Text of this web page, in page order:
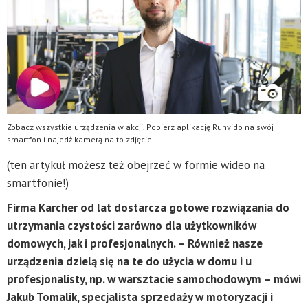
Zobacz wszystkie urządzenia w akcji. Pobierz aplikację Runvido na swój
smartfon i najedź kamerą na to zdjęcie
(ten artykuł możesz też obejrzeć w formie wideo na
smartfonie!)
Firma Karcher od lat dostarcza gotowe rozwiązania do
utrzymania czystości zarówno dla użytkowników
domowych, jak i profesjonalnych. – Również nasze
urządzenia dzielą się na te do użycia w domu i u
profesjonalisty, np. w warsztacie samochodowym – mówi
Jakub Tomalik, specjalista sprzedaży w motoryzacji i